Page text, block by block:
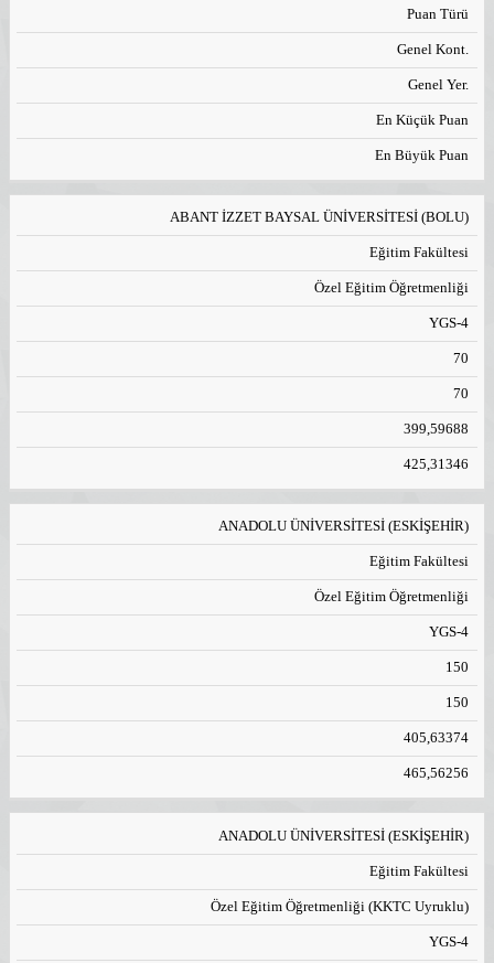
Puan Türü
Genel Kont.
Genel Yer.
En Küçük Puan
En Büyük Puan
ABANT İZZET BAYSAL ÜNİVERSİTESİ (BOLU)
Eğitim Fakültesi
Özel Eğitim Öğretmenliği
YGS-4
70
70
399,59688
425,31346
ANADOLU ÜNİVERSİTESİ (ESKİŞEHİR)
Eğitim Fakültesi
Özel Eğitim Öğretmenliği
YGS-4
150
150
405,63374
465,56256
ANADOLU ÜNİVERSİTESİ (ESKİŞEHİR)
Eğitim Fakültesi
Özel Eğitim Öğretmenliği (KKTC Uyruklu)
YGS-4